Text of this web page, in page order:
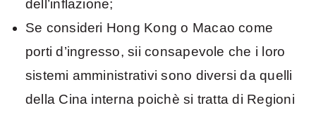
dell’inflazione;
Se consideri Hong Kong o Macao come
porti d’ingresso, sii consapevole che i loro
sistemi amministrativi sono diversi da quelli
della Cina interna poichè si tratta di Regioni